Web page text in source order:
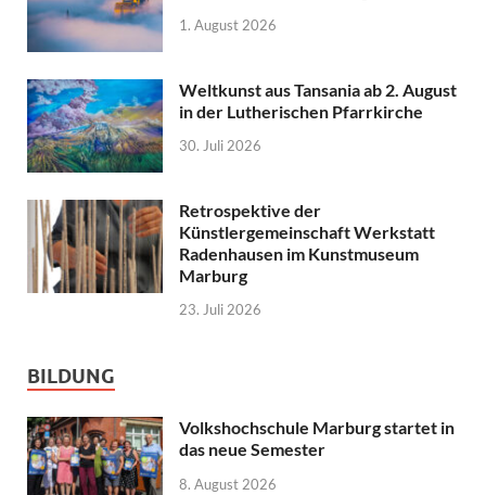
1. August 2026
Weltkunst aus Tansania ab 2. August
in der Lutherischen Pfarrkirche
30. Juli 2026
Retrospektive der
Künstlergemeinschaft Werkstatt
Radenhausen im Kunstmuseum
Marburg
23. Juli 2026
BILDUNG
Volkshochschule Marburg startet in
das neue Semester
8. August 2026